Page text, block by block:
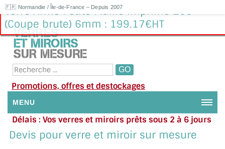
🇫🇷 Normandie / Île-de-France – Depuis 2007
Verre Armé Petite Maille imprimé 200
(Coupe brute) 6mm : 199.17€HT
Promotions, offres et destockages
MENU
NOUS CONTACTER
Délais : Vos verres et miroirs prêts sous 2 à 6 jours
en moyenne
Besoin d'aide ?
Appelez ou envoyez un SMS au 06 79 92 33 38
Devis pour verre et miroir sur mesure